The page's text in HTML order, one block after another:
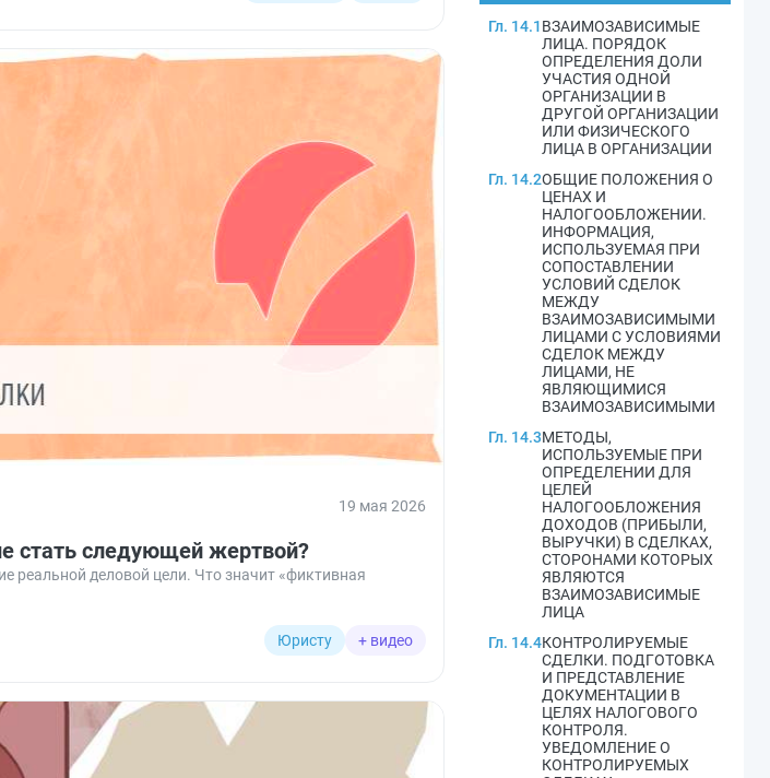
19 мая 2026
стать следующей жертвой?
реальной деловой цели. Что значит «фиктивная
Юристу + видео
Гл. 14.1ВЗАИМОЗАВИСИМЫЕ
ЛИЦА. ПОРЯДОК
ОПРЕДЕЛЕНИЯ ДОЛИ
УЧАСТИЯ ОДНОЙ
ОРГАНИЗАЦИИ В
ДРУГОЙ ОРГАНИЗАЦИИ
ИЛИ ФИЗИЧЕСКОГО
ЛИЦА В ОРГАНИЗАЦИИ
Гл. 14.2ОБЩИЕ ПОЛОЖЕНИЯ О
ЦЕНАХ И
НАЛОГООБЛОЖЕНИИ.
ИНФОРМАЦИЯ,
ИСПОЛЬЗУЕМАЯ ПРИ
СОПОСТАВЛЕНИИ
УСЛОВИЙ СДЕЛОК
МЕЖДУ
ВЗАИМОЗАВИСИМЫМИ
ЛИЦАМИ С УСЛОВИЯМИ
СДЕЛОК МЕЖДУ
ЛИЦАМИ, НЕ
ЯВЛЯЮЩИМИСЯ
ВЗАИМОЗАВИСИМЫМИ
Гл. 14.3МЕТОДЫ,
ИСПОЛЬЗУЕМЫЕ ПРИ
ОПРЕДЕЛЕНИИ ДЛЯ
ЦЕЛЕЙ
НАЛОГООБЛОЖЕНИЯ
ДОХОДОВ (ПРИБЫЛИ,
ВЫРУЧКИ) В СДЕЛКАХ,
СТОРОНАМИ КОТОРЫХ
ЯВЛЯЮТСЯ
ВЗАИМОЗАВИСИМЫЕ
ЛИЦА
Гл. 14.4КОНТРОЛИРУЕМЫЕ
СДЕЛКИ. ПОДГОТОВКА
И ПРЕДСТАВЛЕНИЕ
ДОКУМЕНТАЦИИ В
ЦЕЛЯХ НАЛОГОВОГО
КОНТРОЛЯ.
УВЕДОМЛЕНИЕ О
КОНТРОЛИРУЕМЫХ